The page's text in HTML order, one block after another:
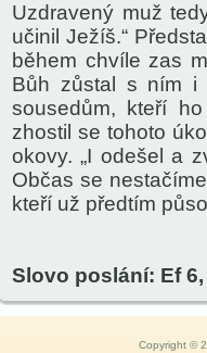
Uzdravený muž
učinil Ježíš.“
během chvíle zas
Bůh zůstal s ním i
sousedům, kteří
zhostil se tohoto
okovy. „I odešel a
Občas se
kteří už předtím
Slovo poslání: Ef 6,
Copyright ©